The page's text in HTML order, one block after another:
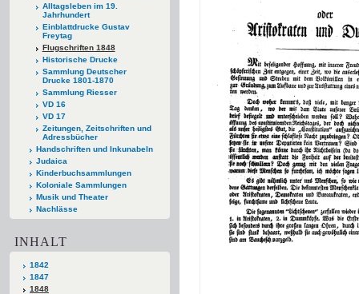
Alltagsleben im 19.
Jahrhundert
Einblattdrucke Gustav
Freytag
Flugschriften 1848
Historische Drucke
Sammlung Deutscher
Drucke 1801-1870
Sammlung Riesser
VD 16
VD 17
Zeitungen, Zeitschriften und
Adressbücher
Handschriften und Inkunabeln
Judaica
Kinderbuchsammlungen
Koloniale Sammlungen
Musik und Theater
Nachlässe
INHALT
1842
1847
1848